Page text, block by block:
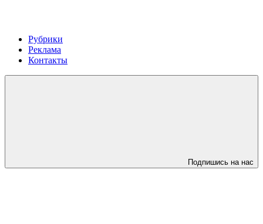
Рубрики
Реклама
Контакты
Подпишись на нас